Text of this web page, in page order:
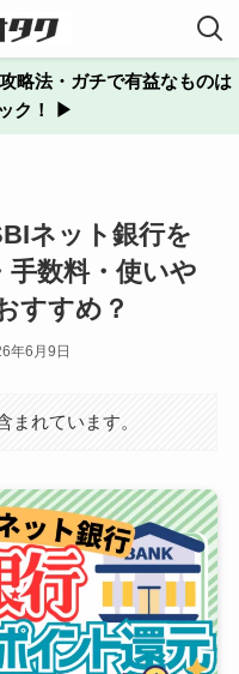
略法・ガチで有益なものは
ク！ ▶
ネット銀行を
手数料・使いや
すすめ？
年6月9日
まれています。